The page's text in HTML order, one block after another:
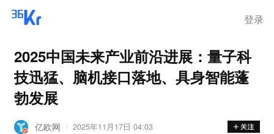
登录
2025中国未来产业前沿进展：量子科
技迅猛、脑机接口落地、具身智能蓬
勃发展
亿欧网 2025年11月17日 04:03